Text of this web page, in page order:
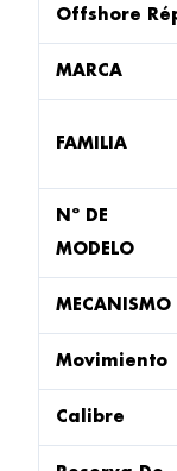
Offshore
MARCA
FAMILIA
Nº DE
MODELO
MECANISMO
Movimiento
Calibre